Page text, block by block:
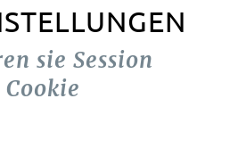
sie Session